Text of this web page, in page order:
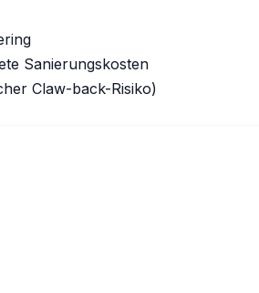
Sanierungskosten
Claw-back-Risiko)